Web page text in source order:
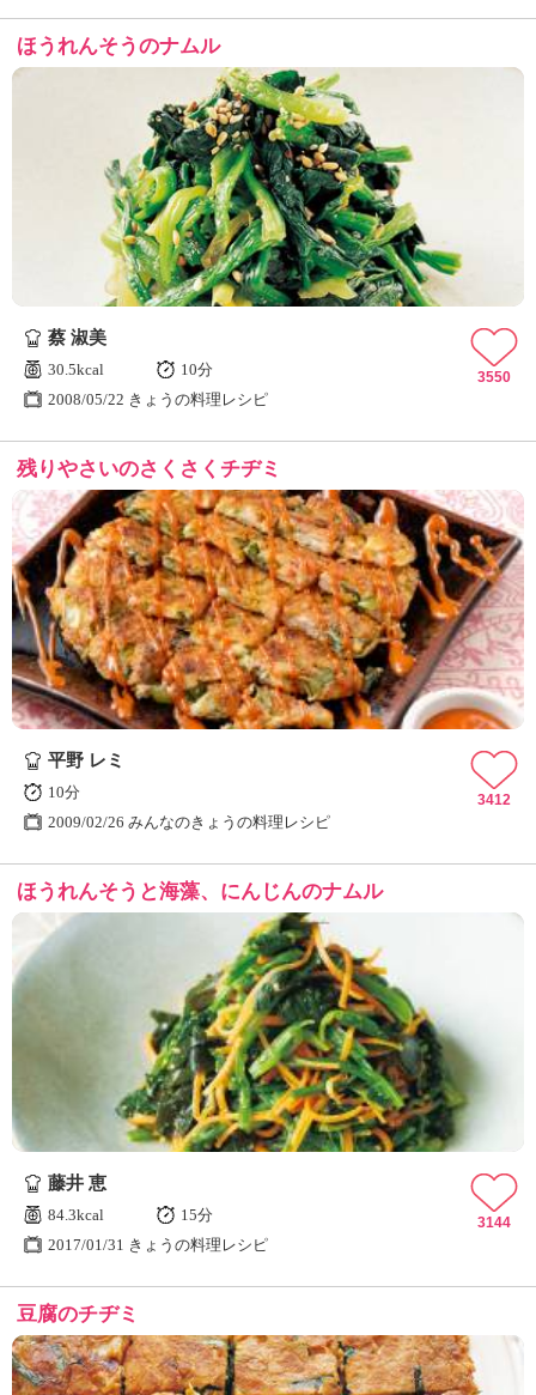
ほうれんそうのナムル
蔡 淑美
30.5kcal
10分
2008/05/22 きょうの料理レシピ
3550
残りやさいのさくさくチヂミ
平野 レミ
10分
2009/02/26 みんなのきょうの料理レシピ
3412
ほうれんそうと海藻、にんじんのナムル
藤井 恵
84.3kcal
15分
2017/01/31 きょうの料理レシピ
3144
豆腐のチヂミ